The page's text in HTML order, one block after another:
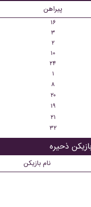
پیراهن
۱۶
۳
۲
۱۰
۲۴
۱
۸
۲۰
۱۹
۲۱
۳۲
نام بازیکن